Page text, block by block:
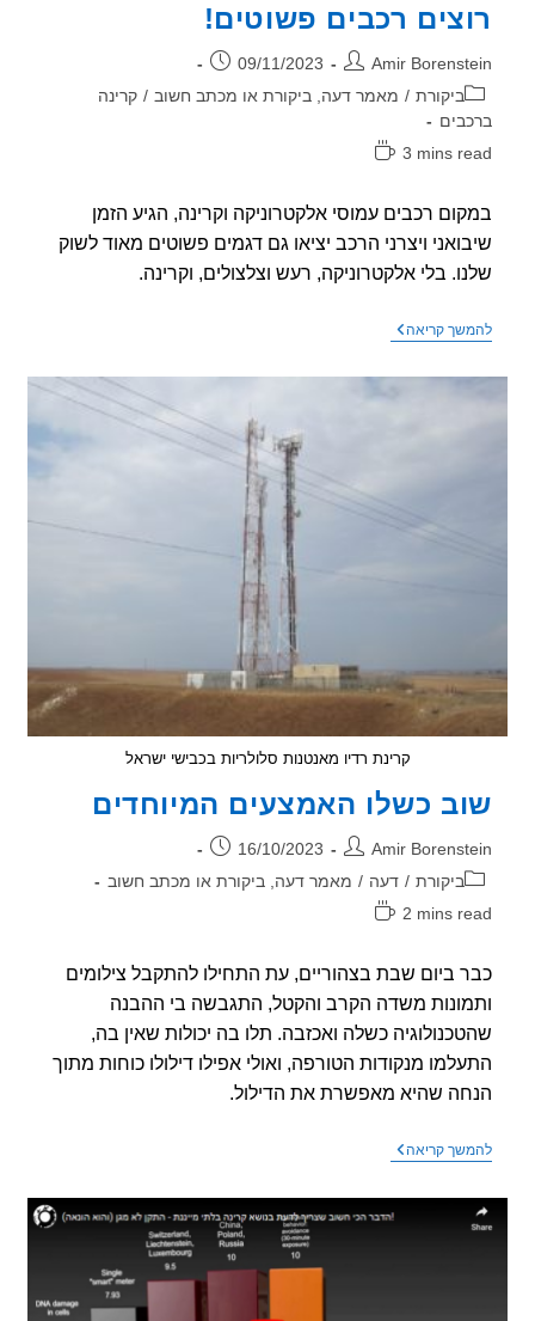
רכבים פשוטים!
Amir פורסם:
09/11/2023
ביקורת / מאמר דעה, ביקורת או מכתב חשוב / קרינה
3 mins
רכבים עמוסי אלקטרוניקה וקרינה, הגיע הזמן
ויצרני הרכב יציאו גם דגמים פשוטים מאוד לשוק
בלי אלקטרוניקה, רעש וצלצולים, וקרינה.
קריאהרוצים
קרינת רדיו מאנטנות סלולריות בכבישי ישראל
כשלו האמצעים המיוחדים
Amir פורסם:
16/10/2023
ביקורת / דעה / מאמר דעה, ביקורת או מכתב חשוב
2 mins
ביום שבת בצהוריים, עת התחילו להתקבל צילומים
משדה הקרב והקטל, התגבשה בי ההבנה
כשלה ואכזבה. תלו בה יכולות שאין בה,
מנקודות הטורפה, ואולי אפילו דילולו כוחות מתוך
שהיא מאפשרת את הדילול.
קריאהשוב